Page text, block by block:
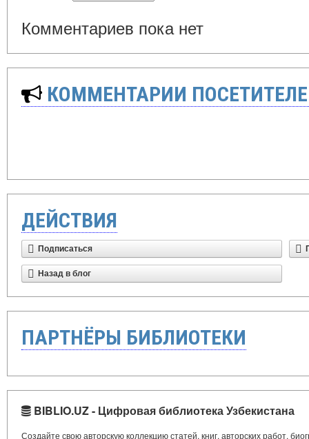
Комментариев пока нет
КОММЕНТАРИИ
ДЕЙСТВИЯ
Подписаться
Назад в блог
ПАРТНЁРЫ БИБЛИОТЕКИ
BIBLIO.UZ - Цифровая библиотека Узбекистана
Создайте свою авторскую коллекцию статей, книг, авторских работ,